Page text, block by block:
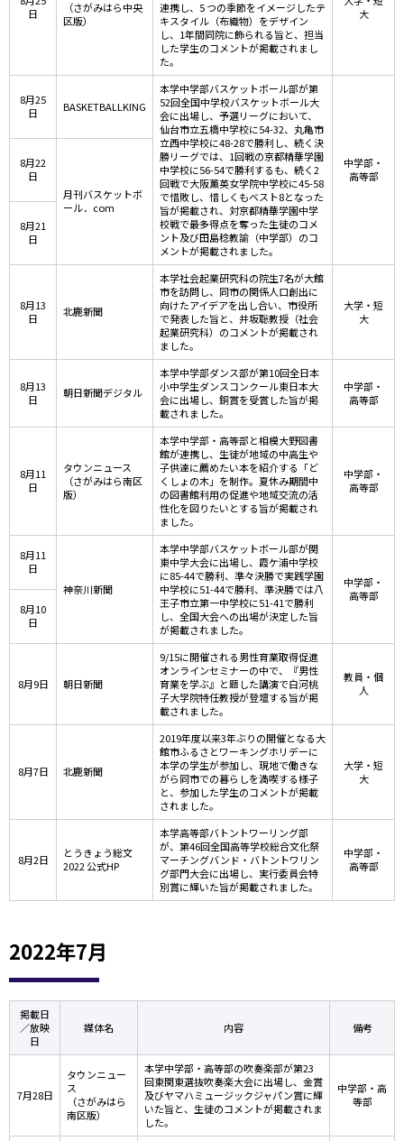
日
（さがみはら中央
区版）
連携し、5 つの季節をイメージしたテ
キスタイル（布織物）をデザイン
し、1年間同院に飾られる旨と、担当
した学生のコメントが掲載されまし
た。
大
8月25
日
BASKETBALLKING
本学中学部バスケットボール部が第
52回全国中学校バスケットボール大
会に出場し、予選リーグにおいて、
仙台市立五橋中学校に54-32、丸亀市
立西中学校に48-28で勝利し、続く決
勝リーグでは、1回戦の京都精華学園
中学校に56-54で勝利するも、続く2
回戦で大阪薫英女学院中学校に45-58
で惜敗し、惜しくもベスト8となった
旨が掲載され、対京都精華学園中学
校戦で最多得点を奪った生徒のコメ
ント及び田島稔教諭（中学部）のコ
メントが掲載されました。
中学部・
高等部
8月22
日
月刊バスケットボ
ール．com
8月21
日
8月13
日
北鹿新聞
本学社会起業研究科の院生7名が大館
市を訪問し、同市の関係人口創出に
向けたアイデアを出し合い、市役所
で発表した旨と、井坂聡教授（社会
起業研究科）のコメントが掲載され
ました。
大学・短
大
8月13
日
朝日新聞デジタル
本学中学部ダンス部が第10回全日本
小中学生ダンスコンクール東日本大
会に出場し、銅賞を受賞した旨が掲
載されました。
中学部・
高等部
8月11
日
タウンニュース
（さがみはら南区
版）
本学中学部・高等部と相模大野図書
館が連携し、生徒が地域の中高生や
子供達に薦めたい本を紹介する「ど
くしょの木」を制作。夏休み期間中
の図書館利用の促進や地域交流の活
性化を図りたいとする旨が掲載され
ました。
中学部・
高等部
8月11
日
神奈川新聞
本学中学部バスケットボール部が関
東中学大会に出場し、霞ケ浦中学校
に85-44で勝利、準々決勝で実践学園
中学校に51-44で勝利、準決勝では八
王子市立第一中学校に51-41で勝利
し、全国大会への出場が決定した旨
が掲載されました。
中学部・
高等部
8月10
日
8月9日 朝日新聞
9/15に開催される男性育業取得促進
オンラインセミナーの中で、『男性
育業を学ぶ』と題した講演で白河桃
子大学院特任教授が登壇する旨が掲
載されました。
教員・個
人
8月7日 北鹿新聞
2019年度以来3年ぶりの開催となる大
館市ふるさとワーキングホリデーに
本学の学生が参加し、現地で働きな
がら同市での暮らしを満喫する様子
と、参加した学生のコメントが掲載
されました。
大学・短
大
8月2日
とうきょう総文
2022 公式HP
本学高等部バトントワーリング部
が、第46回全国高等学校総合文化祭
マーチングバンド・バトントワリン
グ部門大会に出場し、実行委員会特
別賞に輝いた旨が掲載されました。
中学部・
高等部
2022年7月
掲載日
／放映
日
媒体名 内容 備考
7月28日
タウンニュー
ス
（さがみはら
南区版）
本学中学部・高等部の吹奏楽部が第23
回東関東選抜吹奏楽大会に出場し、金賞
及びヤマハミュージックジャパン賞に輝
いた旨と、生徒のコメントが掲載されま
した。
中学部・高
等部